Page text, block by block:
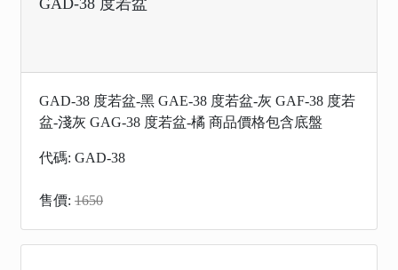
GAD-38 度若盆-黑 GAE-38 度若盆-灰 GAF-38 度若
盆-淺灰 GAG-38 度若盆-橘 商品價格包含底盤
代碼: GAD-38
售價: 1650